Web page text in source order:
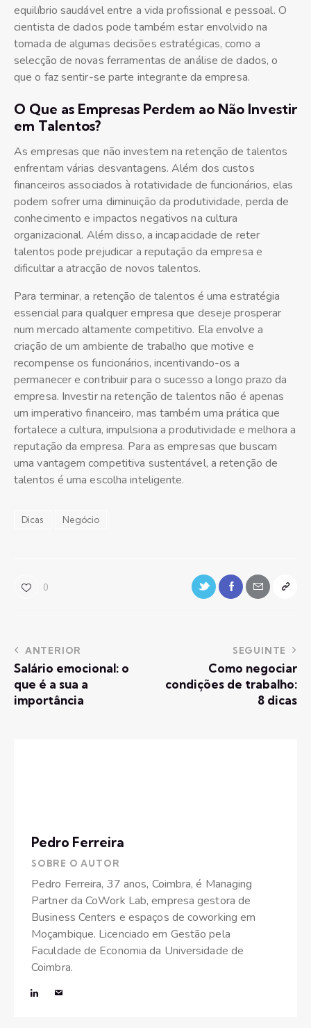
equilíbrio saudável entre a vida profissional e pessoal. O
cientista de dados pode também estar envolvido na
tomada de algumas decisões estratégicas, como a
selecção de novas ferramentas de análise de dados, o
que o faz sentir-se parte integrante da empresa.
O Que as Empresas Perdem ao Não Investir
em Talentos?
As empresas que não investem na retenção de talentos
enfrentam várias desvantagens. Além dos custos
financeiros associados à rotatividade de funcionários, elas
podem sofrer uma diminuição da produtividade, perda de
conhecimento e impactos negativos na cultura
organizacional. Além disso, a incapacidade de reter
talentos pode prejudicar a reputação da empresa e
dificultar a atracção de novos talentos.
Para terminar, a retenção de talentos é uma estratégia
essencial para qualquer empresa que deseje prosperar
num mercado altamente competitivo. Ela envolve a
criação de um ambiente de trabalho que motive e
recompense os funcionários, incentivando-os a
permanecer e contribuir para o sucesso a longo prazo da
empresa. Investir na retenção de talentos não é apenas
um imperativo financeiro, mas também uma prática que
fortalece a cultura, impulsiona a produtividade e melhora a
reputação da empresa. Para as empresas que buscam
uma vantagem competitiva sustentável, a retenção de
talentos é uma escolha inteligente.
Dicas Negócio
0
ANTERIOR
Salário emocional: o
que é a sua a
importância
SEGUINTE
Como negociar
condições de trabalho:
8 dicas
Pedro Ferreira
SOBRE O AUTOR
Pedro Ferreira, 37 anos, Coimbra, é Managing
Partner da CoWork Lab, empresa gestora de
Business Centers e espaços de coworking em
Moçambique. Licenciado em Gestão pela
Faculdade de Economia da Universidade de
Coimbra.